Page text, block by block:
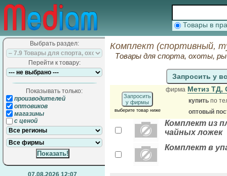
Товары в
Выбрать раздел:
Перейти к товару:
Показывать только:
производителей
оптовиков
магазины
с ценой
Комплект (спортивный,
Товары для спорта, охоты,
Запросить у
Запросить
у фирмы
выберите товар ниже
фирма Метиз
купить по
оптовый
Комплект из
чайных ложек
Комплект в